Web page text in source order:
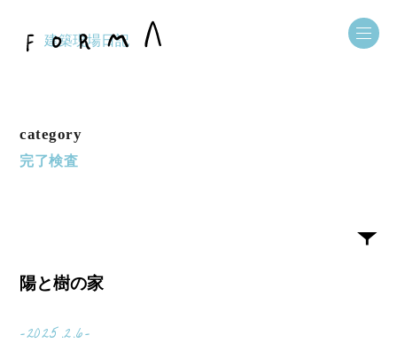
建築現場日記
category
完了検査
陽と樹の家
-2025.2.6-